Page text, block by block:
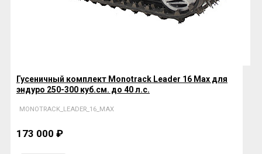
Гусеничный комплект Monotrack Leader 16 Max для
эндуро 250-300 куб.см. до 40 л.с.
MONOTRACK_LEADER_16_MAX
173 000 ₽